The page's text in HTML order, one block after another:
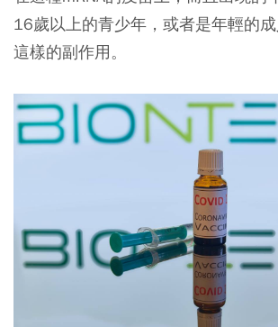
16歲以上的青少年，或者是年輕的
這樣的副作用。